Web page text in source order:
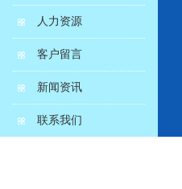
人力资源
客户留言
新闻资讯
联系我们